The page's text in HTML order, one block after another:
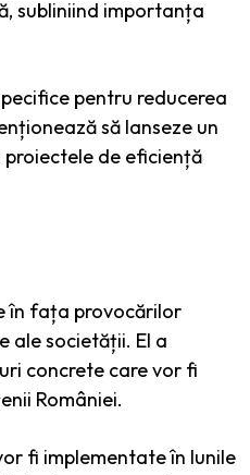
subliniind importanța
pentru reducerea
să lanseze un
de eficiență
în fața provocărilor
ale societății. El a
concrete care vor fi
României.
fi implementate în lunile